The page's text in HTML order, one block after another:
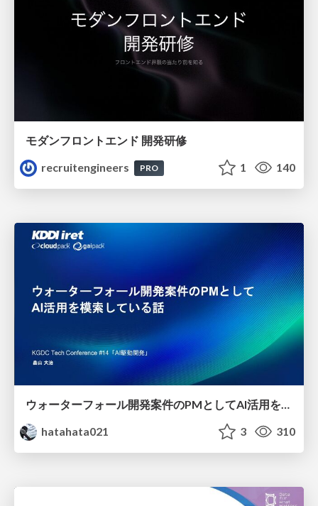
モダンフロントエンド 開発研修
recruitengineers
PRO 1 140
ウォーターフォール開発案件のPMとしてAI活用を模索している話
hatahata021
3 310